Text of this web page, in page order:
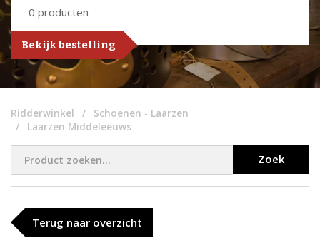
0 producten
Bekijk bestelling
Ridderwinkel
Schoenen - Laarzen
Laarzen Middeleeuws
Zoek
Terug naar overzicht